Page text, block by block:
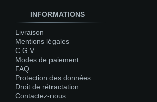
INFORMATIONS
Livraison
Mentions légales
C.G.V.
Modes de paiement
FAQ
Protection des données
Droit de rétractation
Contactez-nous